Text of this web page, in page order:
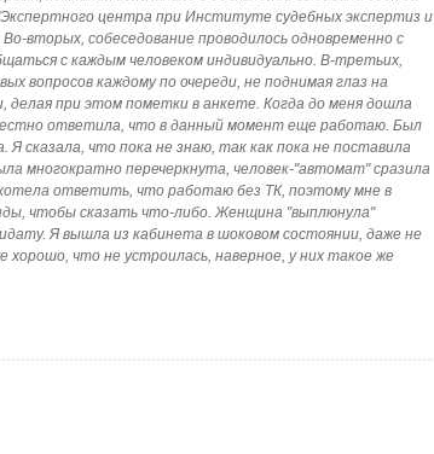
центра при Институте судебных экспертиз и
вторых, собеседование проводилось одновременно с
с каждым человеком индивидуально. В-третьих,
вопросов каждому по очереди, не поднимая глаз на
делая при этом пометки в анкете. Когда до меня дошла
ответила, что в данный момент еще работаю. Был
сказала, что пока не знаю, так как пока не поставила
многократно перечеркнута, человек-"автомат" сразила
ответить, что работаю без ТК, поэтому мне в
чтобы сказать что-либо. Женщина "выплюнула"
Я вышла из кабинета в шоковом состоянии, даже не
что не устроилась, наверное, у них такое же